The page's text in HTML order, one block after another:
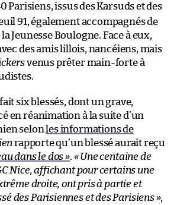
Parisiens, issus des Karsuds et des
91, également accompagnés de
Jeunesse Boulogne. Face à eux,
des amis lillois, nancéiens, mais
venus prêter main-forte à
six blessés, dont un grave,
en réanimation à la suite d’un
selon les informations de
rapporte qu’un blessé aurait reçu
dans le dos». «Une centaine de
Nice, affichant pour certains une
droite, ont pris à partie et
des Parisiennes et des Parisiens»,